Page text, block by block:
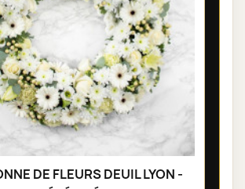
DE FLEURS DEUIL LYON -